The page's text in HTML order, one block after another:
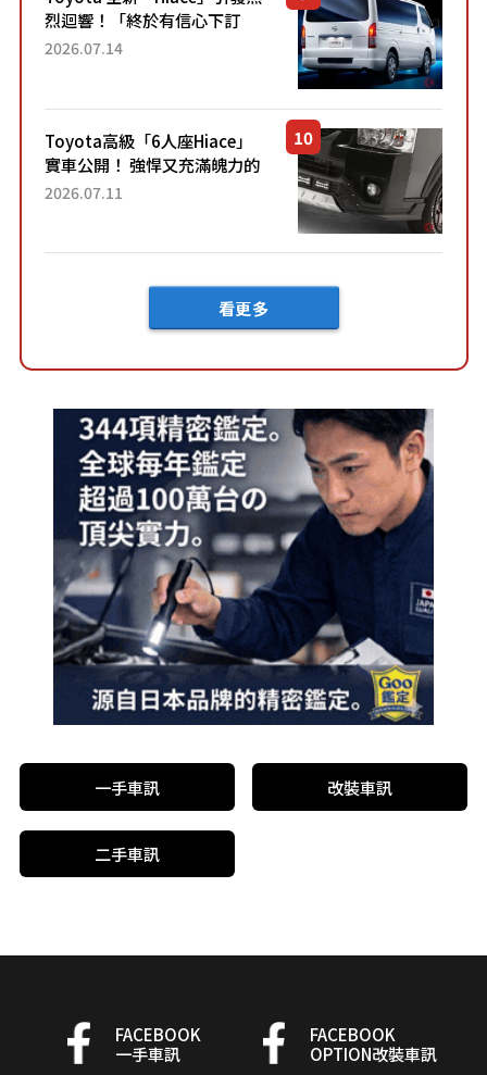
烈迴響！「終於有信心下訂
了！」「哪個等級交車最
車？...
2026.07.14
Toyota高級「6人座Hiace」
實車公開！ 強悍又充滿魄力的
「全黑設計」搭配特別「豪華
2026.07.11
看更多
一手車訊 改裝車訊
二手車訊
FACEBOOK
一手車訊
FACEBOOK
OPTION改裝車訊